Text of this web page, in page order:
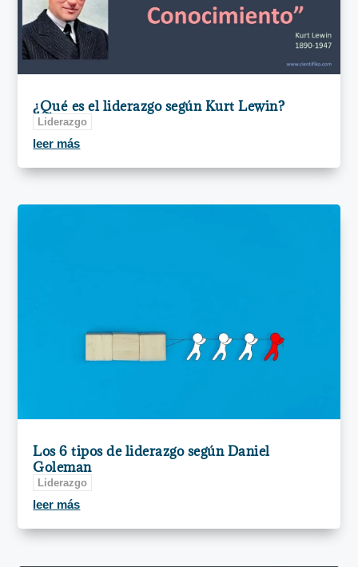
¿Qué es el liderazgo según Kurt Lewin?
Liderazgo
leer más
Los 6 tipos de liderazgo según Daniel
Goleman
Liderazgo
leer más